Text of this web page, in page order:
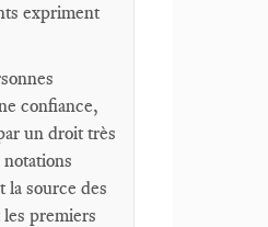
expriment
confiance,
un droit très
la source des
premiers